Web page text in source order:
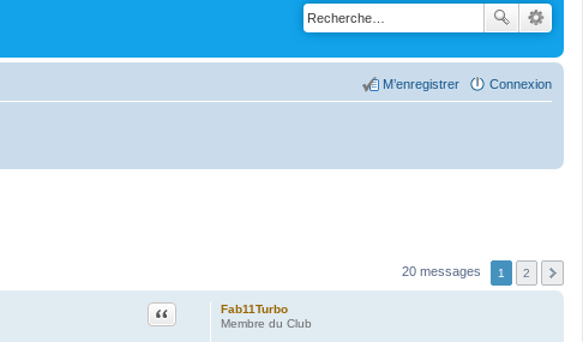
Connexion
M’enregistrer
20 messages 1 2
Fab11Turbo
Membre du Club
Citation